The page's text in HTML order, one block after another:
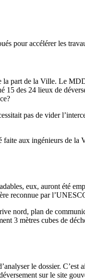
pour accélérer les
la part de la Ville. Le
15 des 24 lieux de
pas de vider
faite aux ingénieurs de la
eux, auront été
reconnue par
nord, plan de
3 mètres cubes de
le dossier. C’est
sur le site